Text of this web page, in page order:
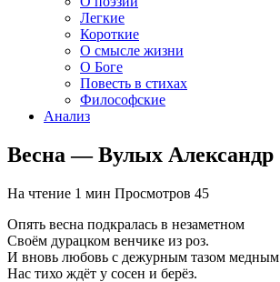
Легкие
Короткие
О смысле жизни
О Боге
Повесть в стихах
Философские
Анализ
Весна — Вулых Александр
На чтение 1 мин Просмотров 45
Опять весна подкралась в незаметном
Своём дурацком венчике из роз.
И вновь любовь с дежурным тазом медным
Нас тихо ждёт у сосен и берёз.